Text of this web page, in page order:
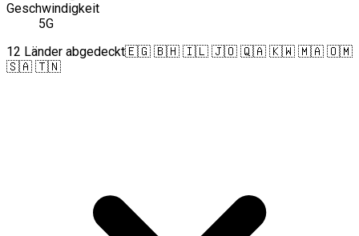
Geschwindigkeit
5G
12 Länder abgedeckt🇪🇬 🇧🇭 🇮🇱 🇯🇴 🇶🇦 🇰🇼 🇲🇦 🇴🇲
🇸🇦 🇹🇳